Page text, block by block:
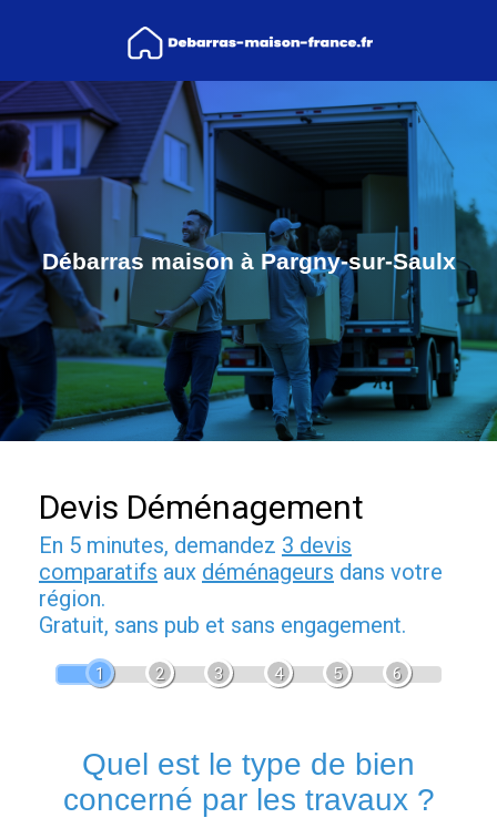
Débarras maison à Pargny-sur-Saulx
Devis Déménagement
En 5 minutes, demandez 3 devis
comparatifs aux déménageurs dans votre
région.
Gratuit, sans pub et sans engagement.
1 2 3 4 5 6
Quel est le type de bien
concerné par les travaux ?